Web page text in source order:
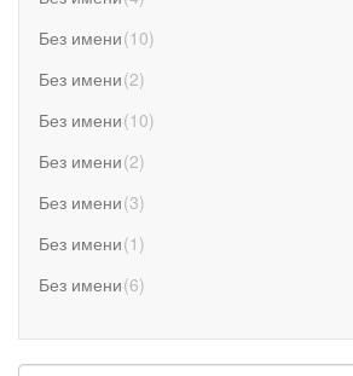
Без имени(10)
Без имени(2)
Без имени(10)
Без имени(2)
Без имени(3)
Без имени(1 )
Без имени(6)